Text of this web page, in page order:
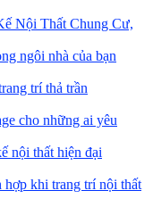
Nội Thất Chung Cư,
ngôi nhà của bạn
trí thả trần
cho những ai yêu
nội thất hiện đại
hợp khi trang trí nội thất